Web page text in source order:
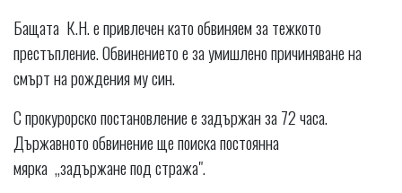
Бащата К.Н. е привлечен като обвиняем за тежкото
престъпление. Обвинението е за умишлено причиняване на
смърт на рождения му син.
С прокурорско постановление е задържан за 72 часа.
Държавното обвинение ще поиска постоянна
мярка „задържане под стража".